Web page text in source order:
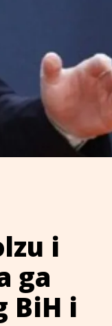
i
ga
BiH i